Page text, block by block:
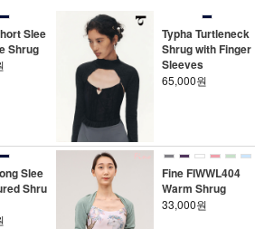
Slee
Shrug
Typha Turtleneck
Shrug with Finger
Sleeves
65,000원
Slee
Shru
Fine FIWWL404
Warm Shrug
33,000원